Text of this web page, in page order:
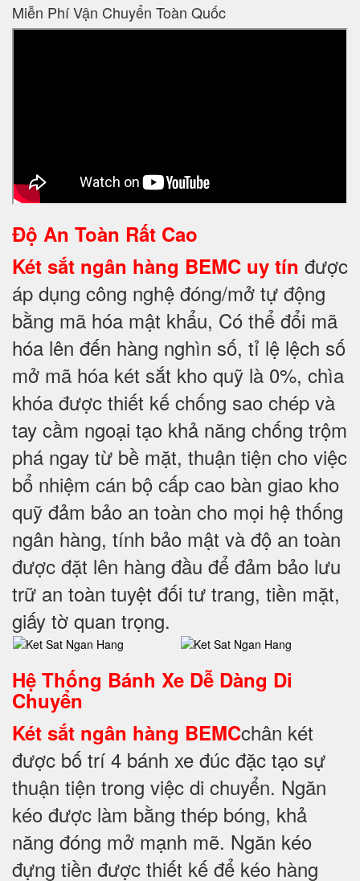
Miễn Phí Vận Chuyển Toàn Quốc
Độ An Toàn Rất Cao
Két sắt ngân hàng BEMC uy tín được
áp dụng công nghệ đóng/mở tự động
bằng mã hóa mật khẩu, Có thể đổi mã
hóa lên đến hàng nghìn số, tỉ lệ lệch số
mở mã hóa két sắt kho quỹ là 0%, chìa
khóa được thiết kế chống sao chép và
tay cầm ngoại tạo khả năng chống trộm
phá ngay từ bề mặt, thuận tiện cho việc
bổ nhiệm cán bộ cấp cao bàn giao kho
quỹ đảm bảo an toàn cho mọi hệ thống
ngân hàng, tính bảo mật và độ an toàn
được đặt lên hàng đầu để đảm bảo lưu
trữ an toàn tuyệt đối tư trang, tiền mặt,
giấy tờ quan trọng.
Hệ Thống Bánh Xe Dễ Dàng Di
Chuyển
Két sắt ngân hàng BEMCchân két
được bố trí 4 bánh xe đúc đặc tạo sự
thuận tiện trong việc di chuyển. Ngăn
kéo được làm bằng thép bóng, khả
năng đóng mở mạnh mẽ. Ngăn kéo
đựng tiền được thiết kế để kéo hàng